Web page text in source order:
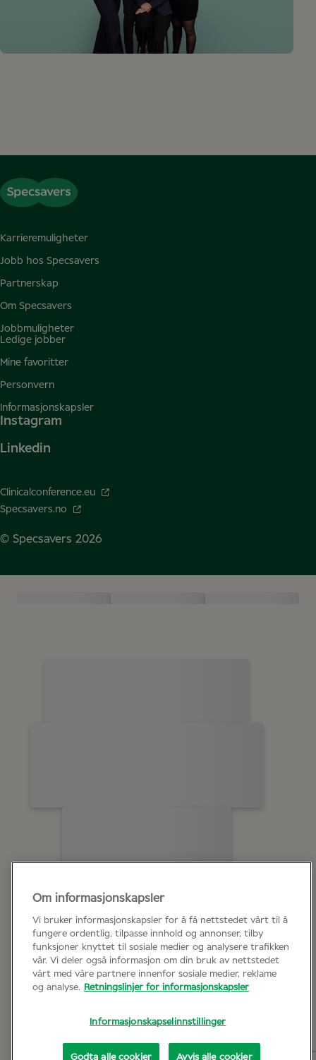
Karrieremuligheter
Jobb hos Specsavers
Partnerskap
Om Specsavers
Jobbmuligheter
Ledige jobber
Mine favoritter
Personvern
Informasjonskapsler
Instagram
Linkedin
Clinicalconference.eu
Specsavers.no
© Specsavers 2026
Om informasjonskapsler
Vi bruker informasjonskapsler for å få nettstedet vårt til å
fungere ordentlig, tilpasse innhold og annonser, tilby
funksjoner knyttet til sosiale medier og analysere trafikken
vår. Vi deler også informasjon om din bruk av nettstedet
vårt med våre partnere innenfor sosiale medier, reklame
og analyse.
Retningslinjer for informasjonskapsler
Informasjonskapselinnstillinger
Avvis alle cookier
Godta alle cookier